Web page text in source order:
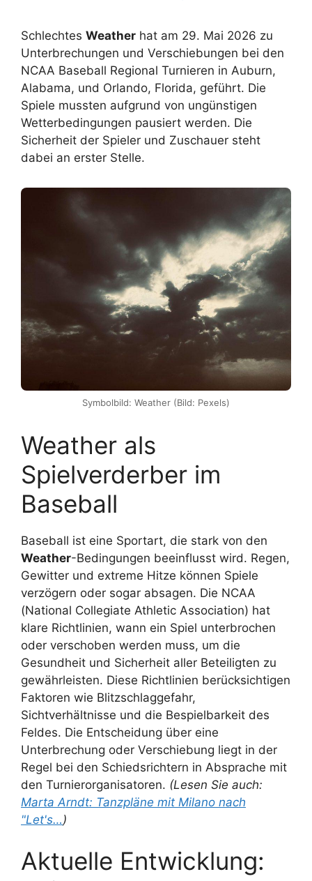
Schlechtes Weather hat am 29. Mai 2026 zu
Unterbrechungen und Verschiebungen bei den
NCAA Baseball Regional Turnieren in Auburn,
Alabama, und Orlando, Florida, geführt. Die
Spiele mussten aufgrund von ungünstigen
Wetterbedingungen pausiert werden. Die
Sicherheit der Spieler und Zuschauer steht
dabei an erster Stelle.
Symbolbild: Weather (Bild: Pexels)
Weather als
Spielverderber im
Baseball
Baseball ist eine Sportart, die stark von den
Weather-Bedingungen beeinflusst wird. Regen,
Gewitter und extreme Hitze können Spiele
verzögern oder sogar absagen. Die NCAA
(National Collegiate Athletic Association) hat
klare Richtlinien, wann ein Spiel unterbrochen
oder verschoben werden muss, um die
Gesundheit und Sicherheit aller Beteiligten zu
gewährleisten. Diese Richtlinien berücksichtigen
Faktoren wie Blitzschlaggefahr,
Sichtverhältnisse und die Bespielbarkeit des
Feldes. Die Entscheidung über eine
Unterbrechung oder Verschiebung liegt in der
Regel bei den Schiedsrichtern in Absprache mit
den Turnierorganisatoren. (Lesen Sie auch:
Marta Arndt: Tanzpläne mit Milano nach
"Let's…)
Aktuelle Entwicklung: